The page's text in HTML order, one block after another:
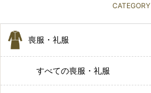
CATEGORY
喪服・礼服
すべての喪服・礼服